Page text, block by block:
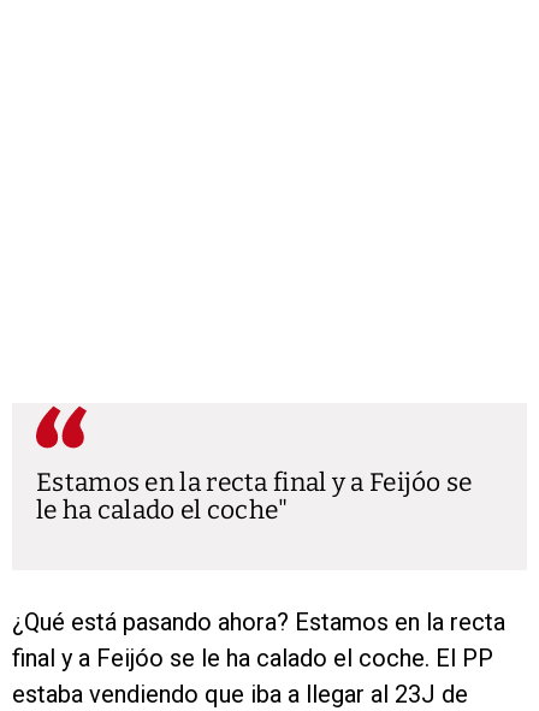
Estamos en la recta final y a Feijóo se
le ha calado el coche
¿Qué está pasando ahora? Estamos en la recta
final y a Feijóo se le ha calado el coche. El PP
estaba vendiendo que iba a llegar al 23J de